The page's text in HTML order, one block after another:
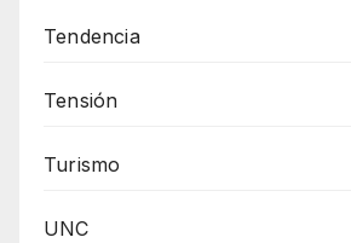
Tendencia
Tensión
Turismo
UNC